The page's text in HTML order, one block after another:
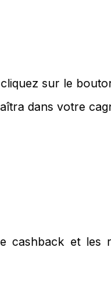
sur le
dans votre
cashback et